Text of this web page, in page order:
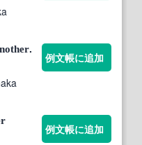
.
例文帳に追加
例文帳に追加